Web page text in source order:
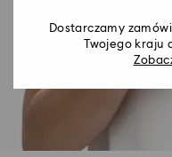
Dostarczamy
Twojego kraju